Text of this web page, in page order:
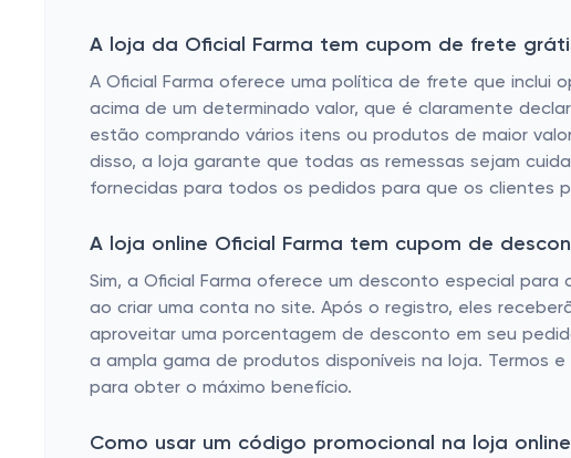
A loja da Oficial Farma tem cupom de frete
A Oficial Farma oferece uma política de frete que
acima de um determinado valor, que é claramente
estão comprando vários itens ou produtos de maior
disso, a loja garante que todas as remessas sejam
fornecidas para todos os pedidos para que os clientes
A loja online Oficial Farma tem cupom de
Sim, a Oficial Farma oferece um desconto especial
ao criar uma conta no site. Após o registro, eles
aproveitar uma porcentagem de desconto em seu
a ampla gama de produtos disponíveis na loja. Termos
para obter o máximo benefício.
Como usar um código promocional na loja